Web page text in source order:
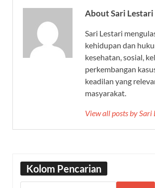
About Sari Lestari
Sari Lestari
kehidupan dan
kesehatan, sosial,
perkembangan
keadilan yang
masyarakat.
View all posts by
Kolom Pencarian